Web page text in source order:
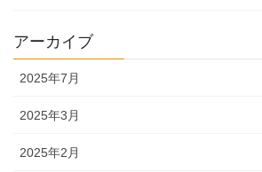
アーカイブ
2025年7月
2025年3月
2025年2月